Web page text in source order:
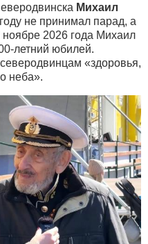
Михаил
не принимал парад, а
2026 года Михаил
летний юбилей.
«здоровья,
неба».